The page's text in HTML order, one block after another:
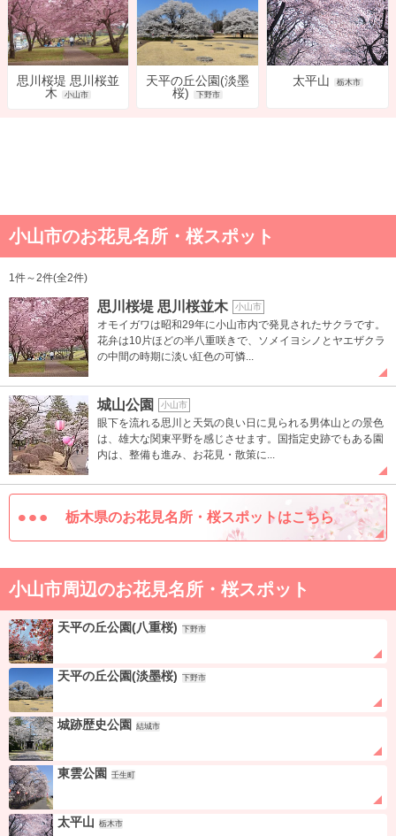
思川桜堤 思川桜並
木
小山市
天平の丘公園(淡墨
桜)
下野市
太平山 栃木市
小山市のお花見名所・桜スポット
1件～2件(全2件)
思川桜堤 思川桜並木 小山市
オモイガワは昭和29年に小山市内で発見されたサクラです。
花弁は10片ほどの半八重咲きで、ソメイヨシノとヤエザクラ
の中間の時期に淡い紅色の可憐...
城山公園 小山市
眼下を流れる思川と天気の良い日に見られる男体山との景色
は、雄大な関東平野を感じさせます。国指定史跡でもある園
内は、整備も進み、お花見・散策に...
栃木県のお花見名所・桜スポットはこちら
小山市周辺のお花見名所・桜スポット
天平の丘公園(八重桜) 下野市
天平の丘公園(淡墨桜) 下野市
城跡歴史公園 結城市
東雲公園 壬生町
太平山 栃木市